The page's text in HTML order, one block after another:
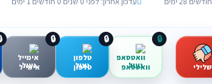
שלילי וואטסאפ
🔒
טלפון
🔒
אימייל
🔒